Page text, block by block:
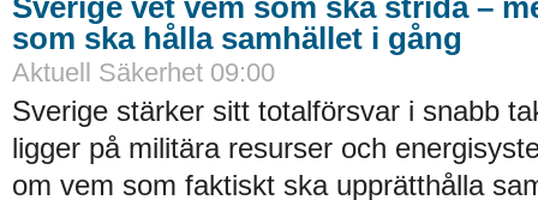
som ska hålla samhället i gång
Aktuell Säkerhet 09:00
Sverige stärker sitt totalförsvar i snabb
ligger på militära resurser och
om vem som faktiskt ska upprätthålla